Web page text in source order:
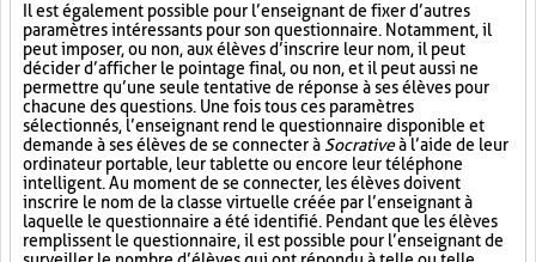
Il est également possible pour l’enseignant de fixer d’autres
paramètres intéressants pour son questionnaire. Notamment, il
peut imposer, ou non, aux élèves d’inscrire leur nom, il peut
décider d’afficher le pointage final, ou non, et il peut aussi ne
permettre qu’une seule tentative de réponse à ses élèves pour
chacune des questions. Une fois tous ces paramètres
sélectionnés, l’enseignant rend le questionnaire disponible et
demande à ses élèves de se connecter à Socrativeà l’aide de leur
ordinateur portable, leur tablette ou encore leur téléphone
intelligent. Au moment de se connecter, les élèves doivent
inscrire le nom de la classe virtuelle créée par l’enseignant à
laquelle le questionnaire a été identifié. Pendant que les élèves
remplissent le questionnaire, il est possible pour l’enseignant de